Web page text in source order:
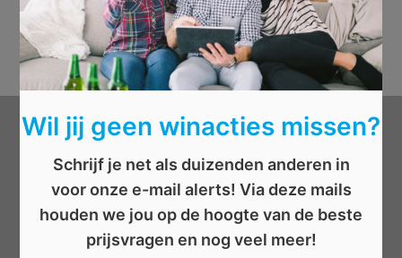
Categorieën
Beauty
Boeken
Wil jij geen winacties missen?
Schrijf je net als duizenden anderen in
voor onze e-mail alerts! Via deze mails
houden we jou op de hoogte van de beste
prijsvragen en nog veel meer!